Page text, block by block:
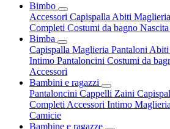
Bimbo
Accessori Capispalla Abiti Maglieria
Completi Costumi da bagno Nascita
Bimba
Capispalla Maglieria Pantaloni Abiti
Intimo Pantaloncini Costumi da
Accessori
Bambini e ragazzi
Pantaloncini Cappelli Zaini
Completi Accessori Intimo Maglieria
Camicie
Bambine e ragazze